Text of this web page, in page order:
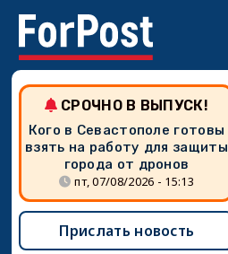
СРОЧНО В ВЫПУСК!
Кого в Севастополе готовы
взять на работу для защиты
города от дронов
пт, 07/08/2026 - 15:13
Прислать новость